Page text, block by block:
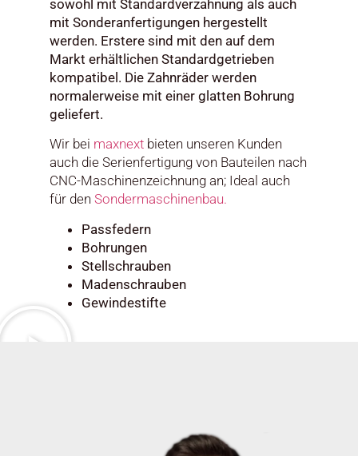
sowohl mit Standardverzahnung als auch
mit Sonderanfertigungen hergestellt
werden. Erstere sind mit den auf dem
Markt erhältlichen Standardgetrieben
kompatibel. Die Zahnräder werden
normalerweise mit einer glatten Bohrung
geliefert.
Wir bei maxnext bieten unseren Kunden
auch die Serienfertigung von Bauteilen nach
CNC-Maschinenzeichnung an; Ideal auch
für denSondermaschinenbau.
Passfedern
Bohrungen
Stellschrauben
Madenschrauben
Gewindestifte